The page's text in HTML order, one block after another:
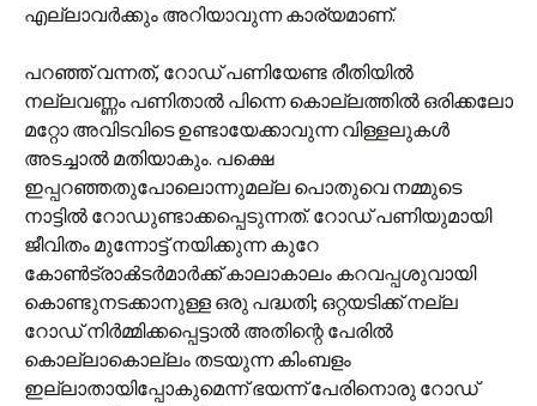
എല്ലാവർക്കും അറിയാവുന്ന കാര്യമാണ്.
പറഞ്ഞ് വന്നത്, റോഡ് പണിയേണ്ട രീതിയിൽ
നല്ലവണ്ണം പണിതാൽ പിന്നെ കൊല്ലത്തിൽ ഒരിക്കലോ
മറ്റോ അവിടവിടെ ഉണ്ടായേക്കാവുന്ന വിള്ളലുകൾ
അടച്ചാൽ മതിയാകും. പക്ഷെ
ഇപ്പറഞ്ഞതുപോലൊന്നുമല്ല പൊതുവെ നമ്മുടെ
നാട്ടിൽ റോഡുണ്ടാക്കപ്പെടുന്നത്. റോഡ് പണിയുമായി
ജീവിതം മുന്നോട്ട് നയിക്കുന്ന കുറേ
കോൺ‌ട്രാൿടർമാർക്ക് കാലാകാലം കറവപ്പശുവായി
കൊണ്ടുനടക്കാനുള്ള ഒരു പദ്ധതി; ഒറ്റയടിക്ക് നല്ല
റോഡ് നിർമ്മിക്കപ്പെട്ടാൽ അതിന്റെ പേരിൽ
കൊല്ലാകൊല്ലം തടയുന്ന കിംബളം
ഇല്ലാതായിപ്പോകുമെന്ന് ഭയന്ന് പേരിനൊരു റോഡ്